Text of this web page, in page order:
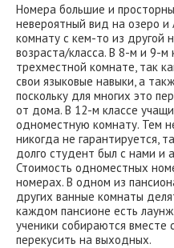
Номера большие и
невероятный вид на озеро и
комнату с кем-то из другой
возраста/класса. В 8-м и 9-м
трехместной комнате, так
свои языковые навыки, а
поскольку для многих это
от дома. В 12-м классе
одноместную комнату. Тем
никогда не гарантируется,
долго студент был с нами и
Стоимость одноместных
номерах. В одном из
других ванные комнаты
каждом пансионе есть
ученики собираются вместе
перекусить на выходных.